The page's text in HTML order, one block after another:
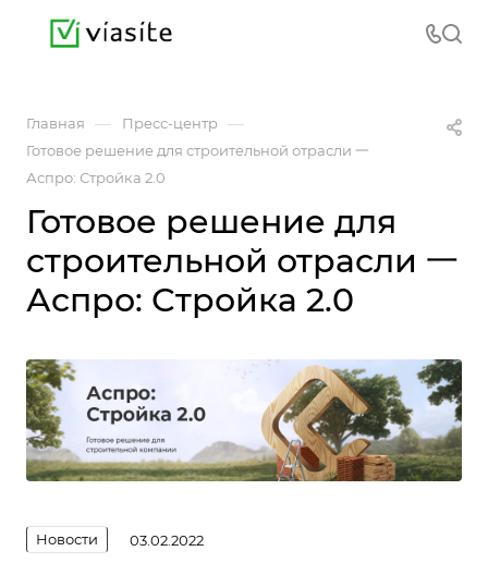
Главная — Пресс-центр —
Готовое решение для строительной отрасли 一
Аспро: Стройка 2.0
Готовое решение для
строительной отрасли 一
Аспро: Стройка 2.0
Новости 03.02.2022